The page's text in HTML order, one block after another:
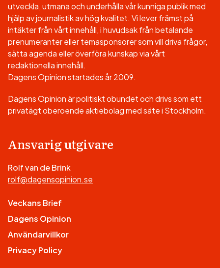
utveckla, utmana och underhålla vår kunniga publik med
hjälp av journalistik av hög kvalitet. Vi lever främst på
intäkter från vårt innehåll, i huvudsak från betalande
prenumeranter eller temasponsorer som vill driva frågor,
sätta agenda eller överföra kunskap via vårt
redaktionella innehåll.
Dagens Opinion startades år 2009.
Dagens Opinion är politiskt obundet och drivs som ett
privatägt oberoende aktiebolag med säte i Stockholm.
Ansvarig utgivare
Rolf van de Brink
rolf@dagensopinion.se
Veckans Brief
Dagens Opinion
Användarvillkor
Privacy Policy